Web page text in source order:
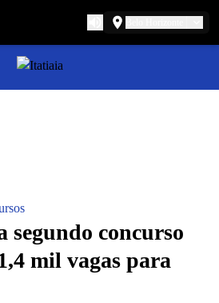
concurso
mil vagas para